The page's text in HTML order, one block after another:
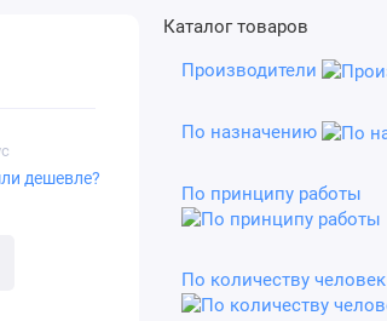
дешевле?
Каталог товаров
Производители
По назначению
По принципу работы
По количеству человек